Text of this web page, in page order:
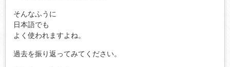
そんなふうに
日本語でも
よく使われますよね。
過去を振り返ってみてください。